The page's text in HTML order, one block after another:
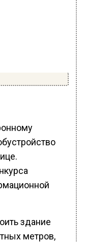
здание
метров,